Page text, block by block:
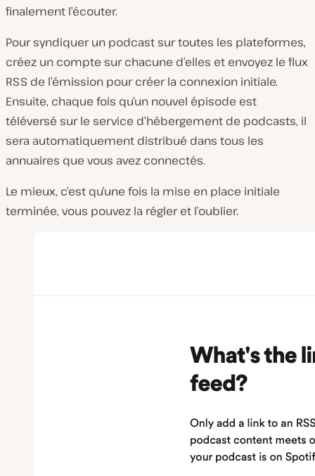
finalement l’écouter.
Pour syndiquer un podcast sur toutes les plateformes,
créez un compte sur chacune d’elles et envoyez le flux
RSS de l’émission pour créer la connexion initiale.
Ensuite, chaque fois qu’un nouvel épisode est
téléversé sur le service d’hébergement de podcasts, il
sera automatiquement distribué dans tous les
annuaires que vous avez connectés.
Le mieux, c’est qu’une fois la mise en place initiale
terminée, vous pouvez la régler et l’oublier.